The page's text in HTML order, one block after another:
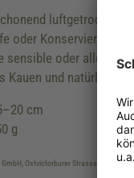
luftgetrocknet
oder
sensible oder
Kauen und natürliche
cm
g
Ostvictorburer Strasse 109, DE-